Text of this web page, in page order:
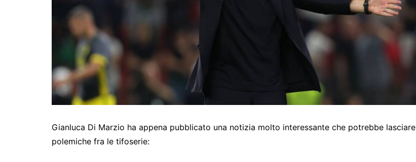
Gianluca Di Marzio ha appena pubblicato una notizia molto interessante che potrebbe lasciare
polemiche fra le tifoserie: